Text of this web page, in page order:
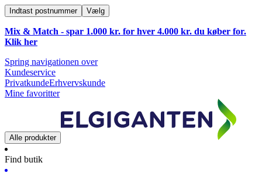
Indtast postnummer Vælg
Mix & Match - spar 1.000 kr. for hver 4.000 kr. du køber for.
Klik her
Spring navigationen over
Kundeservice
PrivatkundeErhvervskunde
Mine favoritter
Alle produkter
Find butik